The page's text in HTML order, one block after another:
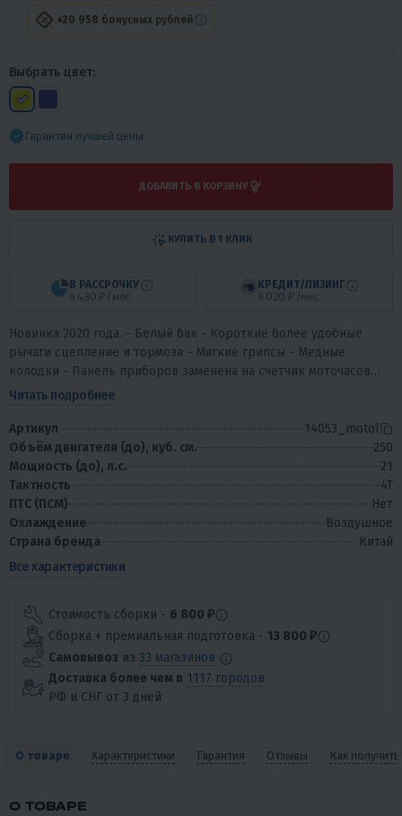
Гарантия лучшей цены
+20 958 бонусных рублей
Выбрать цвет:
ДОБАВИТЬ В КОРЗИНУ
В РАССРОЧКУ
9 430 ₽/мес
КРЕДИТ/ЛИЗИНГ
9 020 ₽/мес
КУПИТЬ В 1 КЛИК
Новинка 2020 года. - Белый бак - Короткие более удобные
рычаги сцепление и тормоза - Мягкие грипсы - Медные
колодки - Панель приборов заменена на счетчик моточасов
Мотоцикл больше предназначен...
Читать подробнее
Артикул
14053_motol
Объём двигателя (до), куб. см.
250
Мощность (до), л.с.
21
Тактность
4T
ПТС (ПСМ)
Нет
Охлаждение
Воздушное
Страна бренда
Китай
Все характеристики
Стоимость сборки - 6 800 ₽
Сборка + премиальная подготовка - 13 800 ₽
Самовывоз из 33 магазинов
Доставка более чем в 1117 городов
РФ и СНГ от 3 дней
О товаре Характеристики Гарантия Отзывы Как получить
О ТОВАРЕ